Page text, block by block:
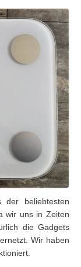
der beliebtesten
wir uns in Zeiten
die Gadgets
Wir haben